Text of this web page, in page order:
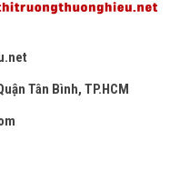
Tân Bình, TP.HCM